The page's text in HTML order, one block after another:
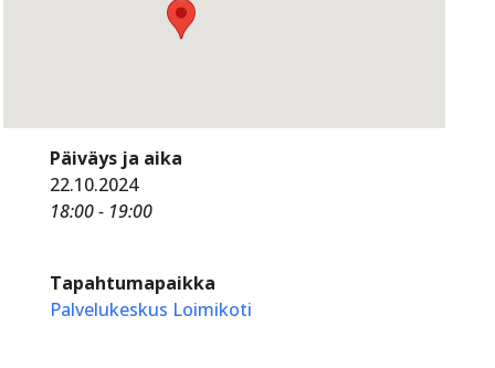
Päiväys ja aika
22.10.2024
18:00 - 19:00
Tapahtumapaikka
Palvelukeskus Loimikoti